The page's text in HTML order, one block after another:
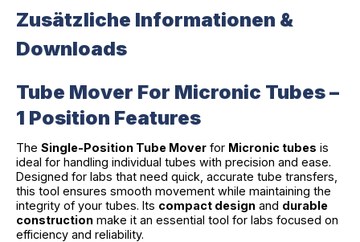
Zusätzliche Informationen &
Downloads
Tube Mover For Micronic Tubes –
1 Position Features
The Single-Position Tube Mover for Micronic tubes is
ideal for handling individual tubes with precision and ease.
Designed for labs that need quick, accurate tube transfers,
this tool ensures smooth movement while maintaining the
integrity of your tubes. Its compact design and durable
construction make it an essential tool for labs focused on
efficiency and reliability.